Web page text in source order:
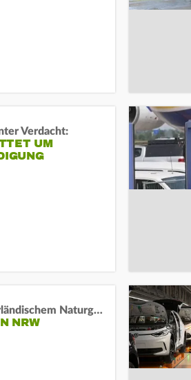
Verdacht:
UM E
Lage in niederländischem Naturgebiet stabil
NRW